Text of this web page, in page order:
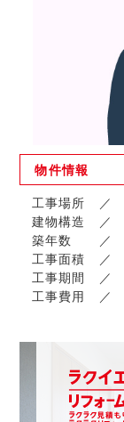
物件情報
工事場所
建物構造
築年数
工事面積
工事期間
工事費用